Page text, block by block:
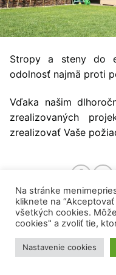
Stropy a steny do
odolnosť najmä proti
Vďaka našim
zrealizovaných
zrealizovať Vaše
© 2018 - 2026
Na stránke
kliknete na
všetkých cookies.
cookies" a zvoliť tie,
Nastavenie cookies